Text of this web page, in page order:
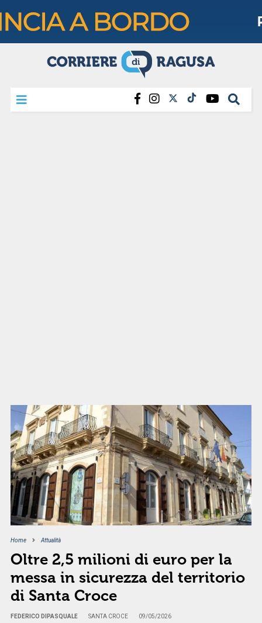
Home Attualità
Oltre 2,5 milioni di euro per la
messa in sicurezza del territorio
di Santa Croce
FEDERICO DIPASQUALE SANTA CROCE 09/05/2026